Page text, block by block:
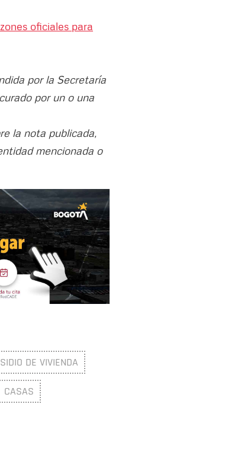
oficiales para
por la Secretaría
por un o una
la nota publicada,
mencionada o
DE VIVIENDA
CASAS